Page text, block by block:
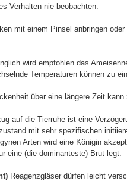
Verhalten nie beobachten.
mit einem Pinsel anbringen
wird empfohlen das
Temperaturen können zu
über eine längere Zeit
auf die Tierruhe ist eine
mit sehr spezifischen
Arten wird eine Königin
eine (die dominanteste) Brut legt.
Reagenzgläser dürfen leicht